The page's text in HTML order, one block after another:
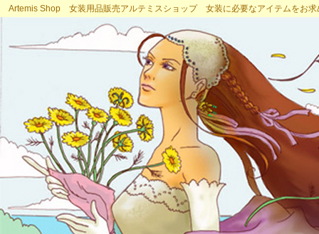
Artemis Shop 女装用品販売アルテミスショップ 女装に必要なアイテムをお求